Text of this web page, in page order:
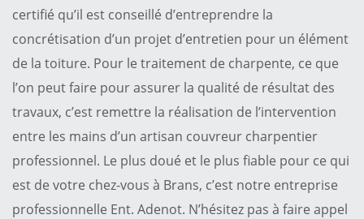
certifié qu’il est conseillé d’entreprendre la
concrétisation d’un projet d’entretien pour un élément
de la toiture. Pour le traitement de charpente, ce que
l’on peut faire pour assurer la qualité de résultat des
travaux, c’est remettre la réalisation de l’intervention
entre les mains d’un artisan couvreur charpentier
professionnel. Le plus doué et le plus fiable pour ce qui
est de votre chez-vous à Brans, c’est notre entreprise
professionnelle Ent. Adenot. N’hésitez pas à faire appel